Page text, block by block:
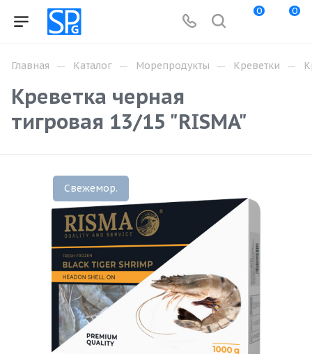
0 0
Главная — Каталог — Морепродукты — Креветки —
Креветка черная
тигровая 13/15 "RISMA"
Свежемор.